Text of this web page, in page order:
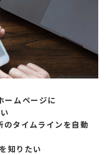
ムページに
タイムラインを自動
知りたい